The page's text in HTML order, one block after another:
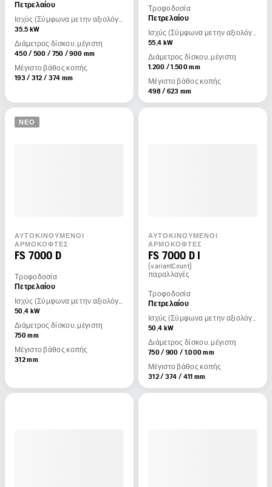
Πετρελαίου
Ισχύς (Σύμφωνα με την αξιολόγηση του κατασκευαστή του κινητήρα)
35,5 kW
Διάμετρος δίσκου, μέγιστη
450 / 500 / 750 / 900 mm
Μέγιστο βάθος κοπής
193 / 312 / 374 mm
Τροφοδοσία
Πετρελαίου
Ισχύς (Σύμφωνα με την αξιολόγηση του κατασκευαστή του κινητήρα)
55,4 kW
Διάμετρος δίσκου, μέγιστη
1.200 / 1.500 mm
Μέγιστο βάθος κοπής
498 / 623 mm
ΝΈΟ
ΑΥΤΟΚΙΝΟΎΜΕΝΟΙ
ΑΡΜΟΚΌΦΤΕΣ
FS 7000 D
Τροφοδοσία
Πετρελαίου
Ισχύς (Σύμφωνα με την αξιολόγηση του κατασκευαστή του κινητήρα)
50,4 kW
Διάμετρος δίσκου, μέγιστη
750 mm
Μέγιστο βάθος κοπής
312 mm
ΑΥΤΟΚΙΝΟΎΜΕΝΟΙ
ΑΡΜΟΚΌΦΤΕΣ
FS 7000 D I
{variantCount}
παραλλαγές
Τροφοδοσία
Πετρελαίου
Ισχύς (Σύμφωνα με την αξιολόγηση του κατασκευαστή του κινητήρα)
50,4 kW
Διάμετρος δίσκου, μέγιστη
750 / 900 / 1.000 mm
Μέγιστο βάθος κοπής
312 / 374 / 411 mm